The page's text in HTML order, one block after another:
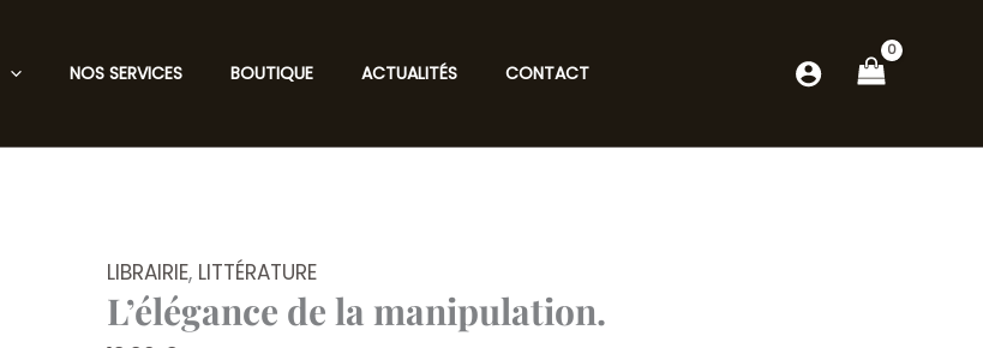
NOS SERVICES BOUTIQUE ACTUALITÉS CONTACT
LIBRAIRIE, LITTÉRATURE
L’élégance de la manipulation.